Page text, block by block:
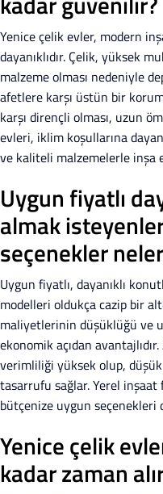
Yenice çelik evler, modern
dayanıklıdır. Çelik, yüksek
malzeme olması nedeniyle
afetlere karşı üstün bir
karşı dirençli olması, uzun
evleri, iklim koşullarına
ve kaliteli malzemelerle inşa
Uygun fiyatlı
almak
seçenekler
Uygun fiyatlı, dayanıklı
modelleri oldukça cazip bir
maliyetlerinin düşüklüğü ve
ekonomik açıdan
verimliliği yüksek olup, düşük
tasarrufu sağlar. Yerel
bütçenize uygun
Yenice çelik
kadar zaman